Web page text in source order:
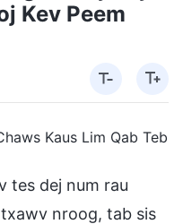
Kev Peem
Kaus Lim Qab Teb
tes dej num rau
nroog, tab sis